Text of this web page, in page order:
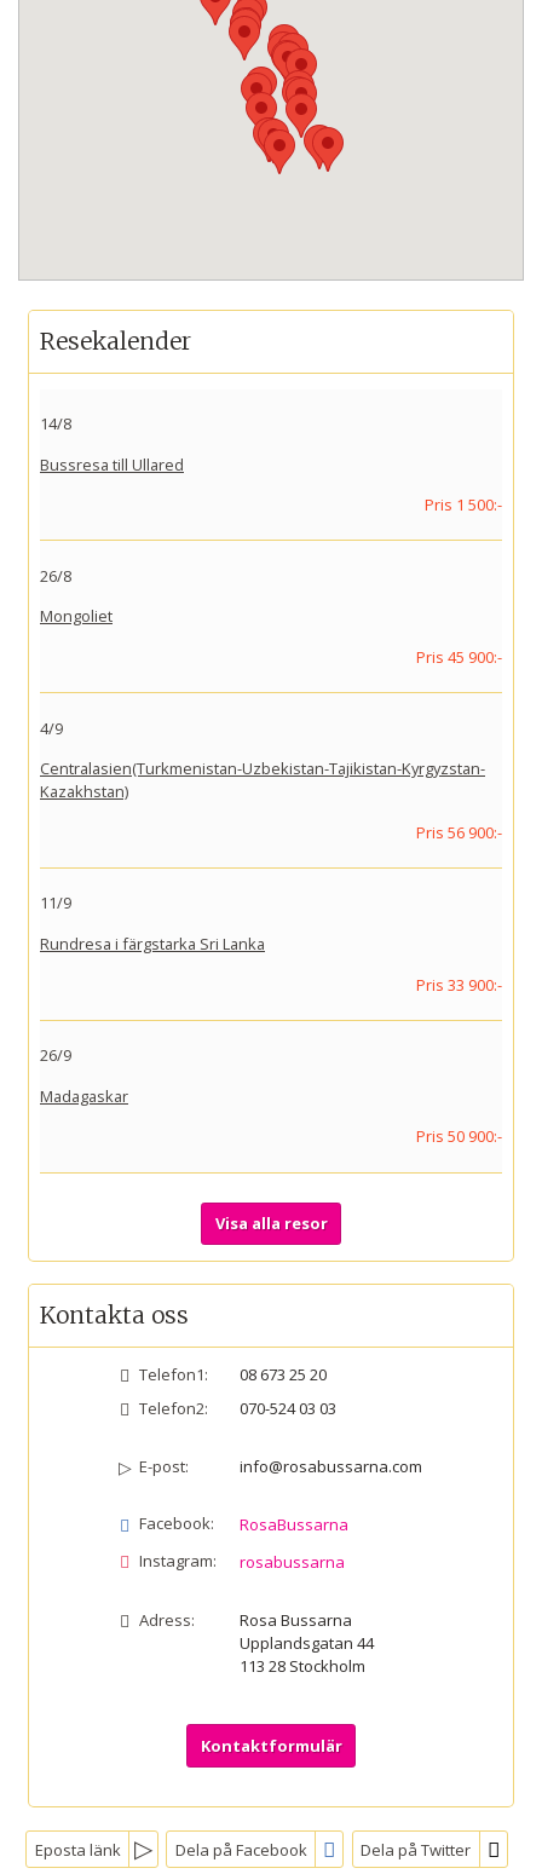
Resekalender
14/8
Bussresa till Ullared
Pris 1 500:-
26/8
Mongoliet
Pris 45 900:-
4/9
Centralasien(Turkmenistan-Uzbekistan-Tajikistan-Kyrgyzstan-
Kazakhstan)
Pris 56 900:-
11/9
Rundresa i färgstarka Sri Lanka
Pris 33 900:-
26/9
Madagaskar
Pris 50 900:-
Visa alla resor
Kontakta oss
Telefon1:
08 673 25 20
Telefon2:
070-524 03 03
E-post: info@rosabussarna.com
Facebook:
RosaBussarna
Instagram:
rosabussarna
Adress:
Rosa Bussarna
Upplandsgatan 44
113 28 Stockholm
Kontaktformulär
Eposta länk Dela på Facebook Dela på Twitter